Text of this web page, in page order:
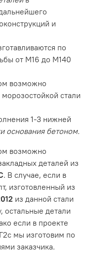
и
по
от М16 до М140
возможно
морозостойкой стали
1-3 нижней
основания бетоном.
возможно
деталей из
. В случае, если в
изготовленный из
из данной стали
остальные детали
если в проекте
мы изготовим по
заказчика.